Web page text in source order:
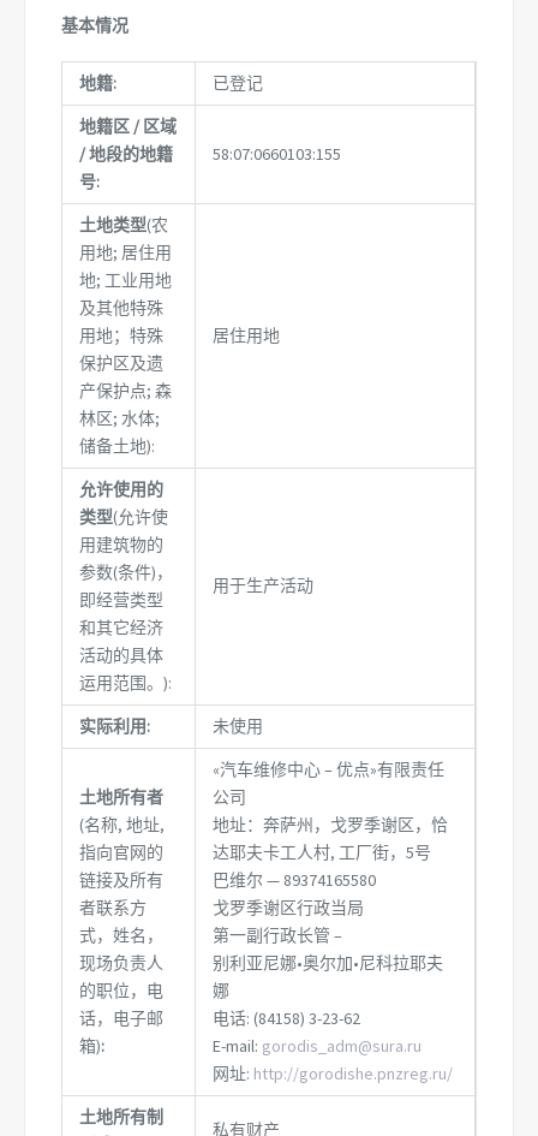
基本情况
地籍:
已登记
地籍区 / 区域
/ 地段的地籍
号:
58:07:0660103:155
土地类型(农
用地; 居住用
地; 工业用地
及其他特殊
用地；特殊
保护区及遗
产保护点; 森
林区; 水体;
储备土地):
居住用地
允许使用的
类型(允许使
用建筑物的
参数(条件)，
即经营类型
和其它经济
活动的具体
运用范围。):
用于生产活动
实际利用: 未使用
土地所有者
(名称, 地址,
指向官网的
链接及所有
者联系方
式，姓名，
现场负责人
的职位，电
话，电子邮
箱):
«汽车维修中心 – 优点»有限责任
公司
地址：奔萨州，戈罗季谢区，恰
达耶夫卡工人村, 工厂街，5号
巴维尔 — 89374165580
戈罗季谢区行政当局
第一副行政长管 –
别利亚尼娜•奥尔加•尼科拉耶夫
娜
电话: (84158) 3-23-62
E-mail: gorodis_adm@sura.ru
网址: http://gorodishe.pnzreg.ru/
土地所有制
私有财产